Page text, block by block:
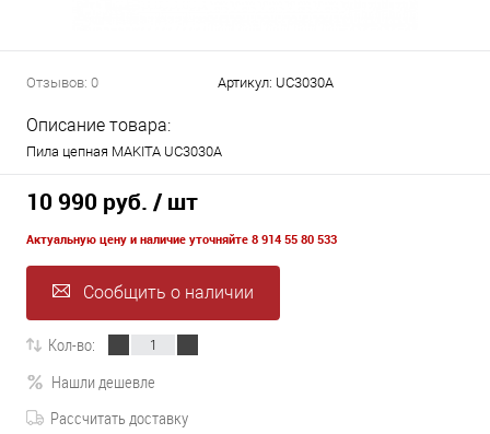
Отзывов: 0 Артикул: UC3030A
Описание товара:
Пила цепная MAKITA UC3030A
10 990 руб. / шт
Актуальную цену и наличие уточняйте 8 914 55 80 533
Сообщить о наличии
Кол-во:
Нашли дешевле
Рассчитать доставку